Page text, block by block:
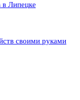
в Липецке
своими руками